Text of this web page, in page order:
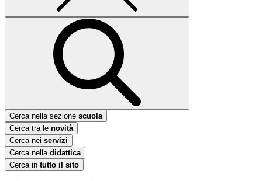
Cerca nella sezione scuola
Cerca tra le novità
Cerca nei servizi
Cerca nella didattica
Cerca in tutto il sito